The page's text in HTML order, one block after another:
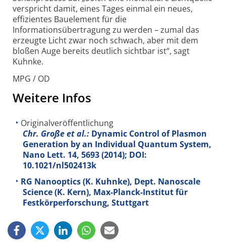
verspricht damit, eines Tages einmal ein neues,
effizientes Bauelement für die
Informationsübertragung zu werden – zumal das
erzeugte Licht zwar noch schwach, aber mit dem
bloßen Auge bereits deutlich sichtbar ist“, sagt
Kuhnke.
MPG / OD
Weitere Infos
Originalveröffentlichung
Chr. Große et al.: Dynamic Control of Plasmon
Generation by an Individual Quantum System,
Nano Lett. 14, 5693 (2014); DOI:
10.1021/nl502413k
RG Nanooptics (K. Kuhnke), Dept. Nanoscale
Science (K. Kern), Max-Planck-Institut für
Festkörperforschung, Stuttgart